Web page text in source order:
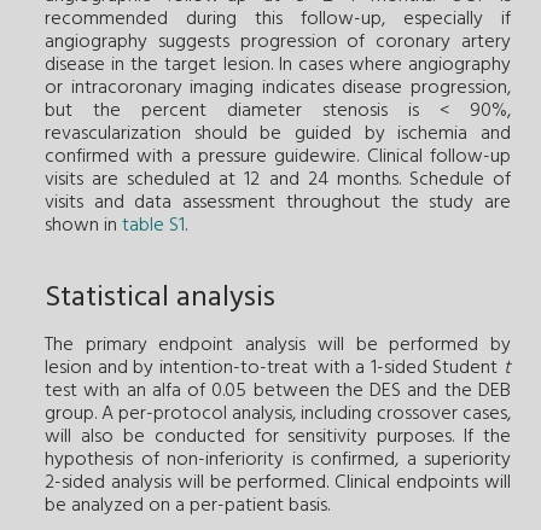
recommended during this follow-up, especially if
angiography suggests progression of coronary artery
disease in the target lesion. In cases where angiography
or intracoronary imaging indicates disease progression,
but the percent diameter stenosis is < 90%,
revascularization should be guided by ischemia and
confirmed with a pressure guidewire. Clinical follow-up
visits are scheduled at 12 and 24 months. Schedule of
visits and data assessment throughout the study are
shown intable S1.
Statistical analysis
The primary endpoint analysis will be performed by
lesion and by intention-to-treat with a 1-sided Student t
test with an alfa of 0.05 between the DES and the DEB
group. A per-protocol analysis, including crossover cases,
will also be conducted for sensitivity purposes. If the
hypothesis of non-inferiority is confirmed, a superiority
2-sided analysis will be performed. Clinical endpoints will
be analyzed on a per-patient basis.